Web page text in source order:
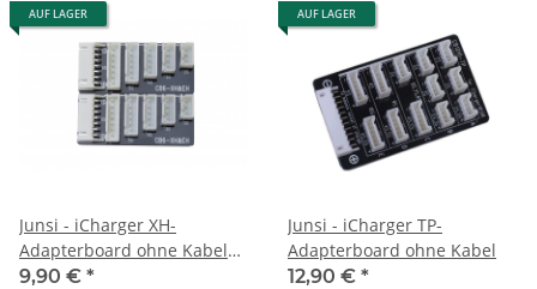
AUF LAGER
Junsi - iCharger XH-
Adapterboard ohne Kabel
CB6 für 406 Duo
9,90 € *
AUF LAGER
Junsi - iCharger TP-
Adapterboard ohne Kabel
12,90 € *